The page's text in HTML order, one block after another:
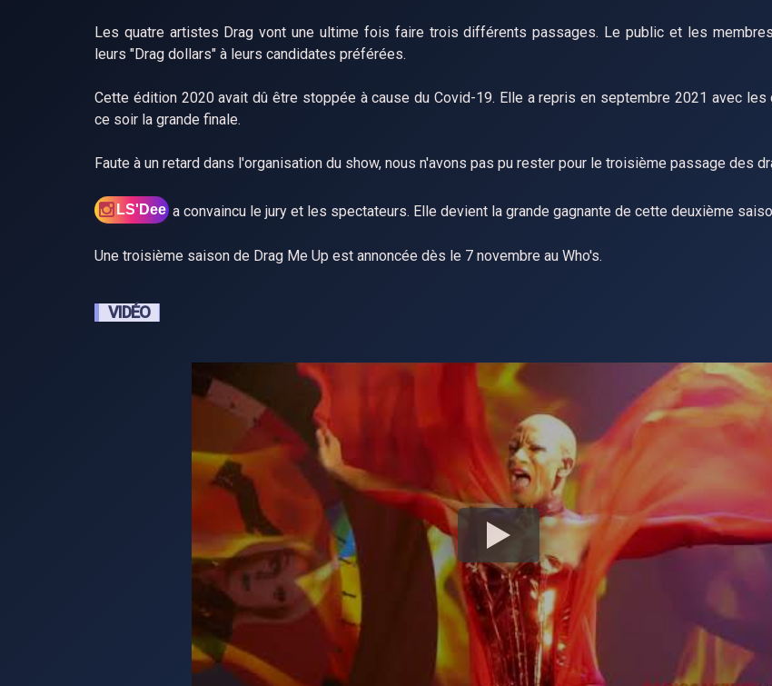
Les quatre artistes Drag vont une ultime fois faire trois différents passages. Le public et les
leurs "Drag dollars" à leurs candidates préférées.
Cette édition 2020 avait dû être stoppée à cause du Covid-19. Elle a repris en septembre 2021 avec
ce soir la grande finale.
Faute à un retard dans l'organisation du show, nous n'avons pas pu rester pour le troisième passage des
LS'Deea convaincu le jury et les spectateurs. Elle devient la grande gagnante de cette deuxième
Une troisième saison de Drag Me Up est annoncée dès le 7 novembre au Who's.
VIDÉO